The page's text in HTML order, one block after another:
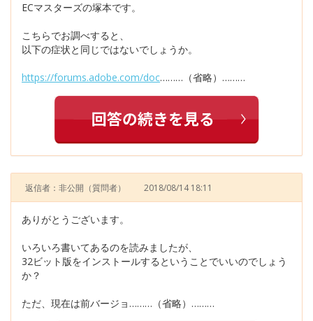
ECマスターズの塚本です。
こちらでお調べすると、
以下の症状と同じではないでしょうか。
https://forums.adobe.com/doc………（省略）………
返信者：非公開 （質問者） 2018/08/14 18:11
ありがとうございます。
いろいろ書いてあるのを読みましたが、
32ビット版をインストールするということでいいのでしょう
か？
ただ、現在は前バージョ………（省略）………